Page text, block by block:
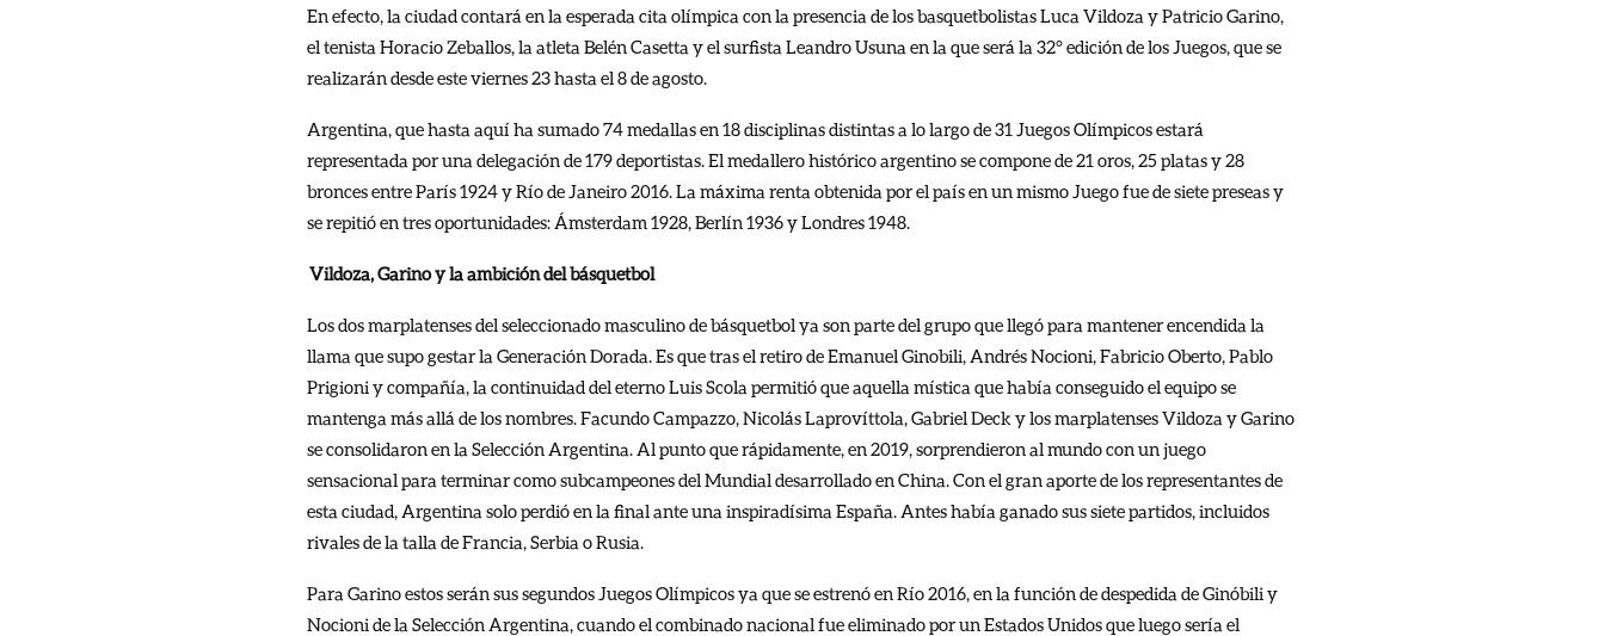
En efecto, la ciudad contará en la esperada cita olímpica con la presencia de los basquetbolistas Luca Vildoza y Patricio Garino,
el tenista Horacio Zeballos, la atleta Belén Casetta y el surfista Leandro Usuna en la que será la 32° edición de los Juegos, que se
realizarán desde este viernes 23 hasta el 8 de agosto.
Argentina, que hasta aquí ha sumado 74 medallas en 18 disciplinas distintas a lo largo de 31 Juegos Olímpicos estará
representada por una delegación de 179 deportistas. El medallero histórico argentino se compone de 21 oros, 25 platas y 28
bronces entre París 1924 y Río de Janeiro 2016. La máxima renta obtenida por el país en un mismo Juego fue de siete preseas y
se repitió en tres oportunidades: Ámsterdam 1928, Berlín 1936 y Londres 1948.
Vildoza, Garino y la ambición del básquetbol
Los dos marplatenses del seleccionado masculino de básquetbol ya son parte del grupo que llegó para mantener encendida la
llama que supo gestar la Generación Dorada. Es que tras el retiro de Emanuel Ginobili, Andrés Nocioni, Fabricio Oberto, Pablo
Prigioni y compañía, la continuidad del eterno Luis Scola permitió que aquella mística que había conseguido el equipo se
mantenga más allá de los nombres. Facundo Campazzo, Nicolás Laprovíttola, Gabriel Deck y los marplatenses Vildoza y Garino
se consolidaron en la Selección Argentina. Al punto que rápidamente, en 2019, sorprendieron al mundo con un juego
sensacional para terminar como subcampeones del Mundial desarrollado en China. Con el gran aporte de los representantes de
esta ciudad, Argentina solo perdió en la final ante una inspiradísima España. Antes había ganado sus siete partidos, incluidos
rivales de la talla de Francia, Serbia o Rusia.
Para Garino estos serán sus segundos Juegos Olímpicos ya que se estrenó en Río 2016, en la función de despedida de Ginóbili y
Nocioni de la Selección Argentina, cuando el combinado nacional fue eliminado por un Estados Unidos que luego sería el